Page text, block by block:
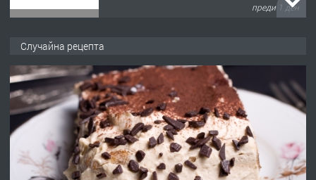
преди 1 ден
градската градина!
преди 2 дни
ПРЕДЛАГА
ПРОСТОРЕН ТРИСТАЕН
АПАРТАМЕНТ В НОВА СГРАДА КВ.
КУБА
Случайна рецепта